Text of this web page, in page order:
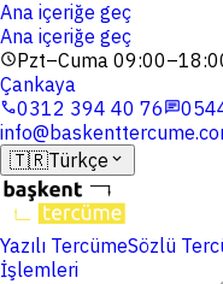
Ana içeriğe geç
Ana içeriğe geç
schedulePzt–Cuma
Çankaya
phone0312 394 40 76chat
🇹🇷Türkçe expand_more
Yazılı TercümeSözlü
İşlemleri